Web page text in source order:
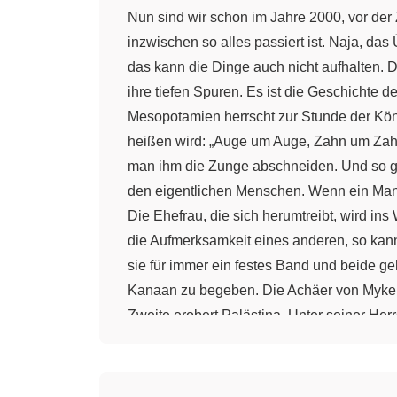
Nun sind wir schon im Jahre 2000, vor der Zeitrechnung versteht sich. Wir sind wieder in Mesopotamien und wollen doch einmal sehen, was inzwischen so alles passiert ist. Naja, das Übliche, Pack schlägt sich, Pack verträgt sich. Die Städte haben sich hinter Mauern verbarrikadiert, aber das kann die Dinge auch nicht aufhalten. Die gewaltigen Bewegungen der Völker, ihre Wanderungen, hinterlassen im Orient und in Zentraleuropa ihre tiefen Spuren. Es ist die Geschichte der Indogermanen oder auch Indoeuropäer, wie sie in anderen Ländern genannt werden. Über Mesopotamien herrscht zur Stunde der König von Babylon, Hammurabi. Sein Rechtskodex ist das Recht der Vergeltung, so wie es auch in der Bibel heißen wird: „Auge um Auge, Zahn um Zahn.“ Man macht aber deutliche Unterschiede. Wenn ein Sklave ungehorsam ist, so heißt es im Gesetz, soll man ihm die Zunge abschneiden. Und so gibt es dann auch drei verschiedene Sorten von Menschen, den Sklaven, den Habenichts und schließlich den eigentlichen Menschen. Wenn ein Mann Schulden hat, so kann er sie mit seiner Frau bezahlen. Er kann sie verborgen, aber nur für drei Jahre. Die Ehefrau, die sich herumtreibt, wird ins Wasser geworfen. Erregt die Frau an der Seite des Mannes durch den Liebreiz ihrer Erscheinung zu sehr die Aufmerksamkeit eines anderen, so kann sie sich gleich selber kopfüber in die Fluten stürzen. Wird eine Frau gar beim Ehebruch ertappt, so bindet sie für immer ein festes Band und beide gehen baden. Eine feuchte Zeit. Unter der Führung von Abraham verlassen die Hebräer Ohur, um sich nach Kanaan zu begeben. Die Achäer von Mykene statten Kreta einen Besuch hab. Die Handelszentren der Kreter hatten sie verärgert. Ramses der Zweite erobert Palästina. Unter seiner Herrschaft erreicht Ägypten seine größte Ausdehnung. Ihm folgen noch sieben Ramses nach, aber da nimmt der Verfall des Reiches schon zu. Die Priesterschaft fordert immer größere Rechte, vor allem auch eigene Steuereinnahmen. Die Hebräer verlassen Ägypten. Den Dorern sagt man die Verbreitung des Eisens nach. Tyr, Sidon und Byblos werden die Hauptplätze des phönizischen Wohlstands. Die geschäftstüchtigen Händler vertreten ihre Interessen bis an weit abgelegene Plätze. Entlang den Küsten errichten sie Stützpunkte und plündern fremde Schiffe von A bis Z. Das Alphabet haben sie uns geschenkt. Der arme Assyrer ist inzwischen groß geworden und erwachsen. Assur, Zentrum und Hauptstadt des Reiches, dominiert und der Assyrerkönig Assurbanipal stellt die Reichseinheit wieder her und erobert Babylon nach schwerem Kampf. Er wird in der Geschichte mit Vorliebe als blutrünstiger Lüstling dargestellt, was mir etwas übertrieben erscheint. Er war einer der gebildetsten assyrischen Herrscher, die ich kenne. 612 kommen die Vereinigten Babylonier und statten der schönen Stadt Ninive einen verheerenden Besuch ab. „Alarm, Alarm. Sie greifen uns an!“ Ninive wird dem Erdboden gleich gemacht und das ist das